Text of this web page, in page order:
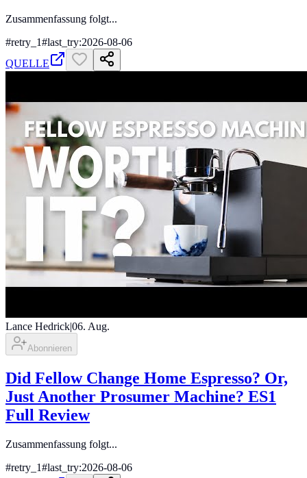
Zusammenfassung folgt...
#retry_1#last_try:2026-08-06
QUELLE
Lance Hedrick|06. Aug.
Abonnieren
Did Fellow Change Home Espresso? Or,
Just Another Prosumer Machine? ES1
Full Review
Zusammenfassung folgt...
#retry_1#last_try:2026-08-06